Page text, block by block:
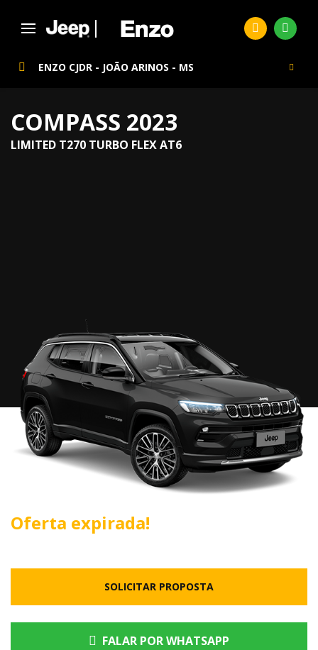
ENZO CJDR - JOÃO ARINOS - MS
COMPASS 2023
LIMITED T270 TURBO FLEX AT6
Oferta expirada!
SOLICITAR PROPOSTA
FALAR POR WHATSAPP